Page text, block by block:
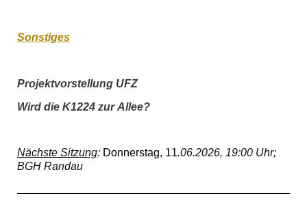
Sonstiges
Projektvorstellung UFZ
Wird die K1224 zur Allee?
Nächste Sitzung: Donnerstag, 11.06.2026, 19:00 Uhr;
BGH Randau